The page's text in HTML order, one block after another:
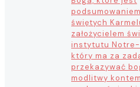
świętych
założycielem
instytutu Notre-
który ma za
przekazywać
modlitwy